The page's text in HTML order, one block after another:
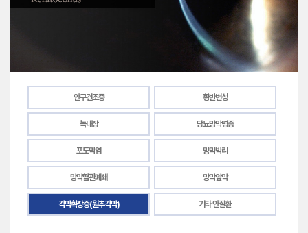
안구건조증 황반변성
녹내장 당뇨망막병증
포도막염 망막박리
망막혈관폐쇄 망막앞막
각막확장증(원추각막) 기타 안질환